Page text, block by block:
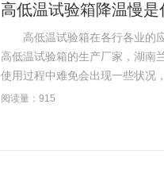
高低温试验箱降温慢
高低温试验箱在各行各业的应
高低温试验箱的生产厂家，湖南
使用过程中难免会出现一些状况
阅读量：915